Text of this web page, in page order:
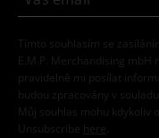
Tímto souhlasím se
E.M.P. Merchandising
pravidelně mi posílat
budou zpracovány v
Můj souhlas mohu kdykoliv
Unsubscribe here